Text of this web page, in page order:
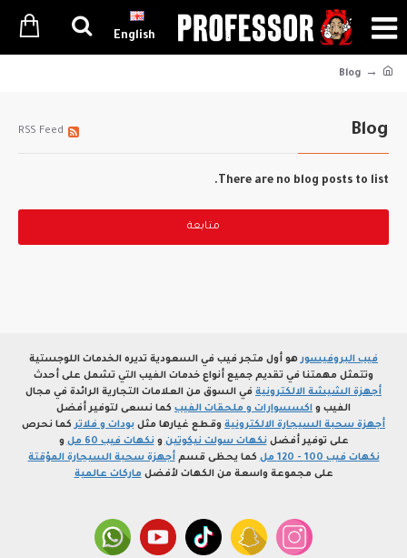
English
Blog
Blog
RSS Feed
There are no blog posts to list.
متابعة
فيب البروفيسورهو أول متجر فيب في السعودية تديره الخدمات اللوجستية
وتتمثل مهمتنا في تقديم جميع أنواع خدمات الفيب التي تشمل على أحدث
أجهزة الشيشة الالكترونية في السوق من العلامات التجارية الرائدة في مجال
الفيب و اكسسوارات و ملحقات الفيب كما نسعى لتوفير أفضل
أجهزة سحبة السيجارة الالكترونية وقطع غيارها مثل بودات و فلاتركما نحرص
على توفير أفضلنكهات سولت نيكوتين ونكهات فيب 60 مل
و
نكهات فيب 100 - 120 مل
كما يحظى قسمأجهزة سحبة السيجارة المؤقتة
على مجموعة واسعة من الكهات لأفضل ماركات عالمية